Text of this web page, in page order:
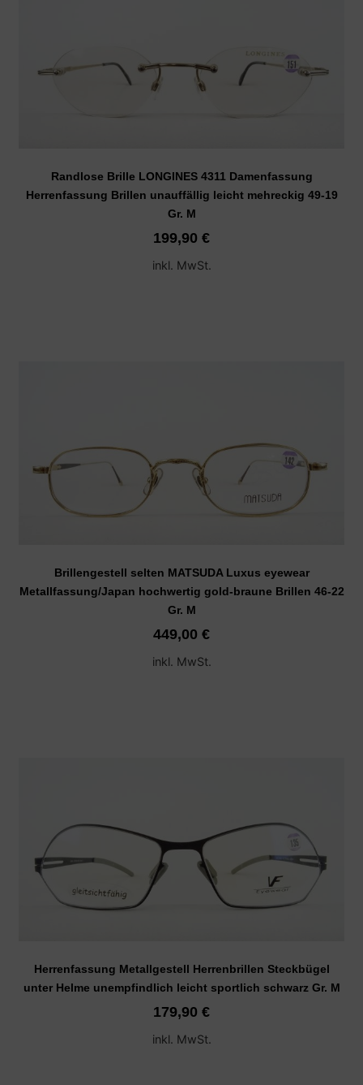
Randlose Brille LONGINES 4311 Damenfassung
Herrenfassung Brillen unauffällig leicht mehreckig 49-19
Gr. M
199,90 €
inkl. MwSt.
Brillengestell selten MATSUDA Luxus eyewear
Metallfassung/Japan hochwertig gold-braune Brillen 46-22
Gr. M
449,00 €
inkl. MwSt.
Herrenfassung Metallgestell Herrenbrillen Steckbügel
unter Helme unempfindlich leicht sportlich schwarz Gr. M
179,90 €
inkl. MwSt.